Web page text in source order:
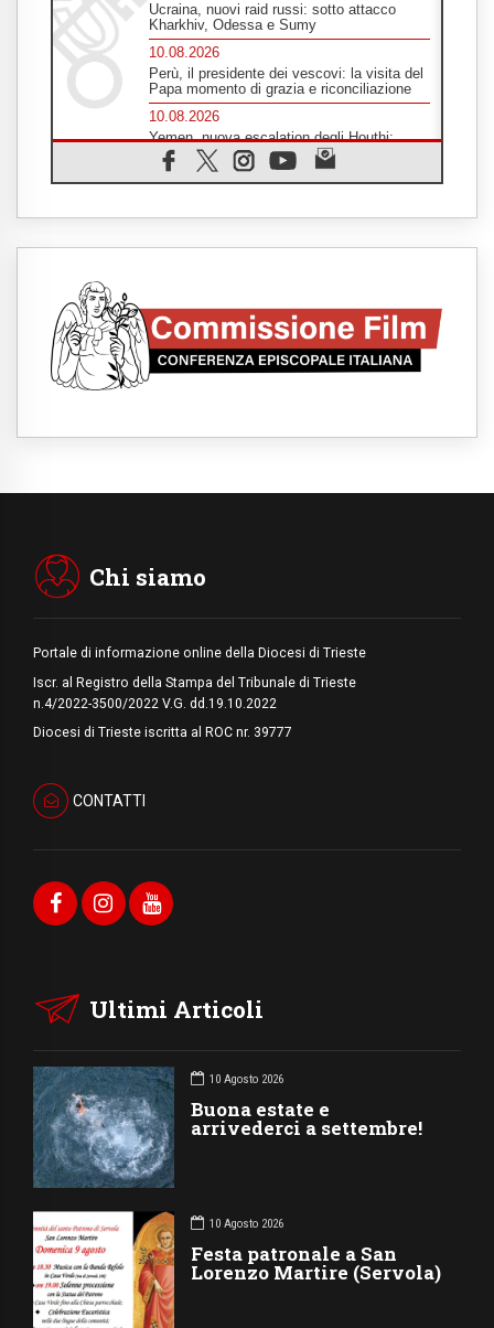
Ucraina, nuovi raid russi: sotto attacco
Kharkhiv, Odessa e Sumy
10.08.2026
Perù, il presidente dei vescovi: la visita del
Papa momento di grazia e riconciliazione
10.08.2026
Yemen, nuova escalation degli Houthi:
sette morti nell'attacco a Mokha
09.08.2026
casi confermati fra i bambini e 330 decessi
09.08.2026
09.08.2026
Leone XIV: non disperare, neanche nei
momenti di buio. Gesù non ci abbandona
mai
Russia e Ucraina
viaggiatori provenienti dall'Italia
Chi siamo
Portale di informazione online della Diocesi di Trieste
Iscr. al Registro della Stampa del Tribunale di Trieste
n.4/2022-3500/2022 V.G. dd.19.10.2022
Diocesi di Trieste iscritta al ROC nr. 39777
CONTATTI
Ultimi Articoli
10 Agosto 2026
Buona estate e
arrivederci a settembre!
10 Agosto 2026
Festa patronale a San
Lorenzo Martire (Servola)